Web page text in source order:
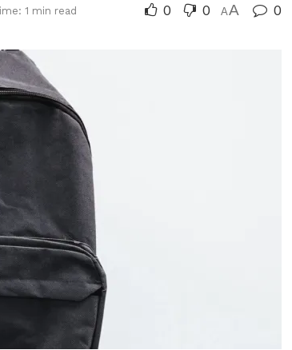
1 min read 0 0 AA 0